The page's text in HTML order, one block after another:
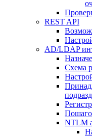
REST API
AD/LDAP
Схема
NTLM